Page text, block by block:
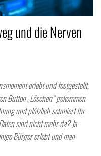
und die Nerven
erlebt und festgestellt,
Button „Löschen“ gekommen
und plötzlich schmiert Ihr
sind nicht mehr da? Ja
Bürger erlebt und man